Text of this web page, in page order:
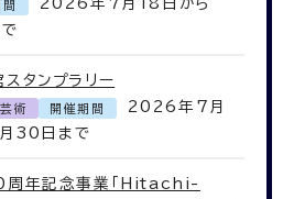
2026年7月18日から
タンプラリー
術 開催期間
2026年7月
30日まで
周年記念事業「Hitachi-